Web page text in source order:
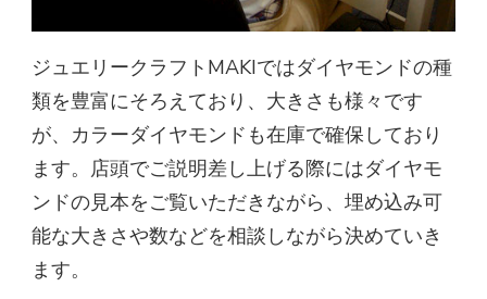
ジュエリークラフトMAKIではダイヤモンドの種
類を豊富にそろえており、大きさも様々です
が、カラーダイヤモンドも在庫で確保しており
ます。店頭でご説明差し上げる際にはダイヤモ
ンドの見本をご覧いただきながら、埋め込み可
能な大きさや数などを相談しながら決めていき
ます。